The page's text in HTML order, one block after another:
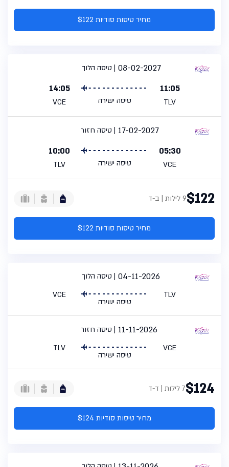
מחיר טיסות סודיות $122
טיסה הלוך
08-02-2027
11:05
TLV טיסה ישירה
14:05
VCE
טיסה חזור
17-02-2027
05:30
VCE טיסה ישירה
10:00
TLV
$1229 לילות | ב-ד
מחיר טיסות סודיות $122
טיסה הלוך 04-11-2026
TLV
טיסה ישירה
VCE
טיסה חזור 11-11-2026
VCE
טיסה ישירה
TLV
$1247 לילות | ד-ד
מחיר טיסות סודיות $124